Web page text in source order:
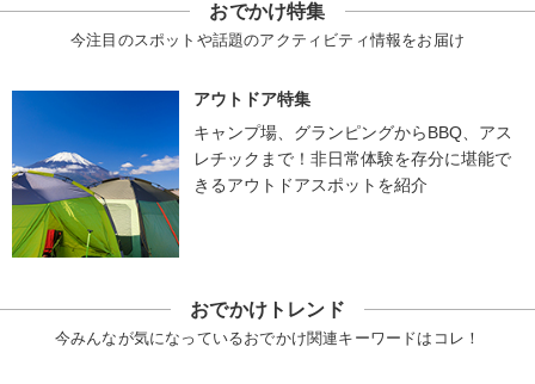
おでかけ特集
今注目のスポットや話題のアクティビティ情報をお届け
アウトドア特集
キャンプ場、グランピングからBBQ、アス
レチックまで！非日常体験を存分に堪能で
きるアウトドアスポットを紹介
おでかけトレンド
今みんなが気になっているおでかけ関連キーワードはコレ！